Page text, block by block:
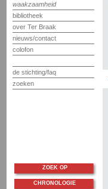
waakzaamheid
bibliotheek
over Ter Braak
nieuws/contact
colofon
de stichting/faq
zoeken
ZOEK OP
CHRONOLOGIE